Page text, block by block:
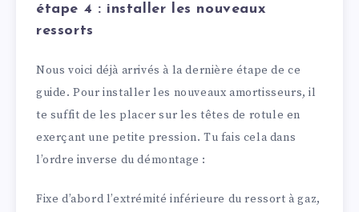
étape 4 : installer les nouveaux
ressorts
Nous voici déjà arrivés à la dernière étape de ce
guide. Pour installer les nouveaux amortisseurs, il
te suffit de les placer sur les têtes de rotule en
exerçant une petite pression. Tu fais cela dans
l’ordre inverse du démontage :
Fixe d’abord l’extrémité inférieure du ressort à gaz,